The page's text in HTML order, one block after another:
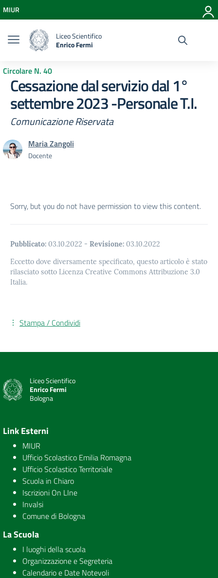
Vai al menu di navigazione
Vai al footer
MIUR
Liceo Scientifico
Enrico Fermi
Circolare N. 40
Cessazione dal servizio dal 1°
settembre 2023 -Personale T.I.
Comunicazione Riservata
Maria Zangoli
Docente
Sorry, but you do not have permission to view this content.
Pubblicato: 03.10.2022 - Revisione: 03.10.2022
Eccetto dove diversamente specificato, questo articolo è stato
rilasciato sotto Licenza Creative Commons Attribuzione 3.0
Italia.
Stampa / Condividi
Liceo Scientifico
Enrico Fermi
Bologna
Link Esterni
MIUR
Ufficio Scolastico Emilia Romagna
Ufficio Scolastico Territoriale
Scuola in Chiaro
Iscrizioni On LIne
Invalsi
Comune di Bologna
La Scuola
I luoghi della scuola
Organizzazione e Segreteria
Calendario e Date Notevoli